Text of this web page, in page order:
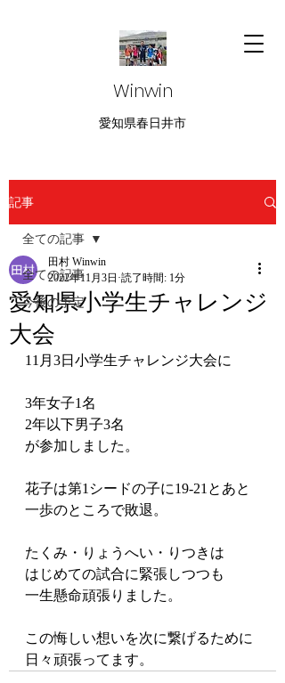
Winwin
愛知県春日井市
記事
全ての記事
今後の予定
全ての記事
愛知県小学生チャレンジ
大会
田村 Winwin
2022年11月3日 読了時間: 1分
11月3日小学生チャレンジ大会に
3年女子1名
2年以下男子3名
が参加しました。
花子は第1シードの子に19-21とあと
一歩のところで敗退。
たくみ・りょうへい・りつきは
はじめての試合に緊張しつつも
一生懸命頑張りました。
この悔しい想いを次に繋げるために
日々頑張ってます。